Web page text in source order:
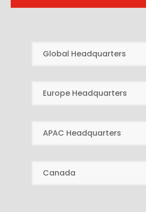
Global Headquarters
Europe Headquarters
APAC Headquarters
Canada